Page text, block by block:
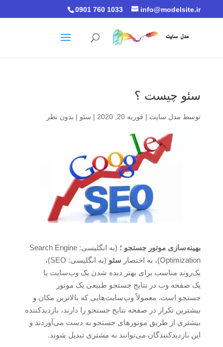
0901 760 1033 info@modelsite.ir
سئو چیست ؟
توسط مدل سایت | فوریه 20, 2020 | سئو | بدون نظر
بهینه‌سازی موتور جستجو ؛ (به انگلیسی: Search Engine
Optimization)، به‌ اختصار سئو (به انگلیسی: SEO)،
یک‌روند مناسب برای بهتر دیده شدن یک وب‌سایت یا
یک صفحه وب در نتایج جستجو طبیعی یک موتور
جستجو است. معمولاً وب‌سایت‌هایی که بالاترین مکان و
بیشترین تکرار در صفحه نتایج جستجو را دارند، بازدیدکننده
بیشتری از طریق موتورهای جستجو به دست می‌آوردند و
این بازدیدکنندگان می‌توانند به مشتری تبدیل شوند.